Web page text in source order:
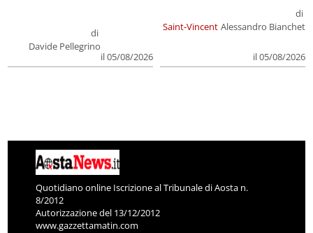
di
Davide Pellegrino
il 05/08/2026
Saint-Vincent
di
Alessandro Bianchet
il 05/08/2026
Quotidiano online Iscrizione al Tribunale di Aosta n.
8/2012
Autorizzazione del 13/12/2012
www.gazzettamatin.com